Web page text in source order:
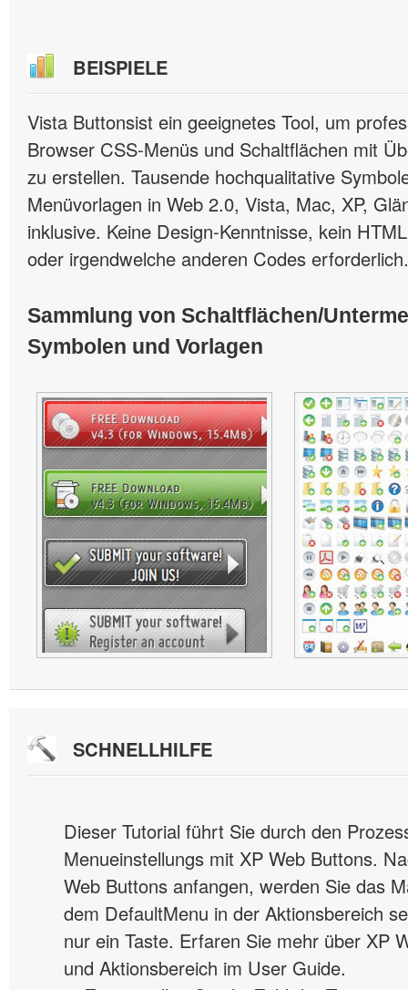
BEISPIELE
Vista Buttonsist ein geeignetes Tool, um
Browser CSS-Menüs und Schaltflächen mit
zu erstellen. Tausende hochqualitative
Menüvorlagen in Web 2.0, Vista, Mac, XP,
inklusive. Keine Design-Kenntnisse, kein
oder irgendwelche anderen Codes erforderlich.
Sammlung von Schaltflächen/
Symbolen und Vorlagen
SCHNELLHILFE
Dieser Tutorial führt Sie durch den
Menueinstellungs mit XP Web Buttons.
Web Buttons anfangen, werden Sie das
dem DefaultMenu in der Aktionsbereich
nur ein Taste. Erfaren Sie mehr über XP
und Aktionsbereich im User Guide.